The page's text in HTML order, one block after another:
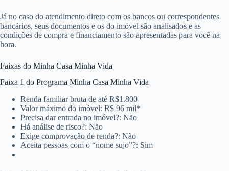
Já no caso do atendimento direto com os bancos ou correspondentes
bancários, seus documentos e os do imóvel são analisados e as
condições de compra e financiamento são apresentadas para você na
hora.
Faixas do Minha Casa Minha Vida
Faixa 1 do Programa Minha Casa Minha Vida
Renda familiar bruta de até R$1.800
Valor máximo do imóvel: R$ 96 mil*
Precisa dar entrada no imóvel?: Não
Há análise de risco?: Não
Exige comprovação de renda?: Não
Aceita pessoas com o “nome sujo”?: Sim